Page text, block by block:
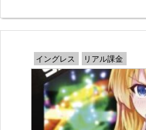
イングレス リアル課金